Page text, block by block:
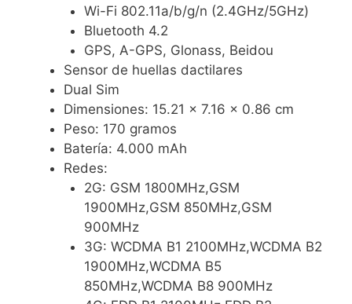
Wi-Fi 802.11a/b/g/n (2.4GHz/5GHz)
Bluetooth 4.2
GPS, A-GPS, Glonass, Beidou
Sensor de huellas dactilares
Dual Sim
Dimensiones: 15.21 x 7.16 x 0.86 cm
Peso: 170 gramos
Batería: 4.000 mAh
Redes:
2G: GSM 1800MHz,GSM
1900MHz,GSM 850MHz,GSM
900MHz
3G: WCDMA B1 2100MHz,WCDMA B2
1900MHz,WCDMA B5
850MHz,WCDMA B8 900MHz